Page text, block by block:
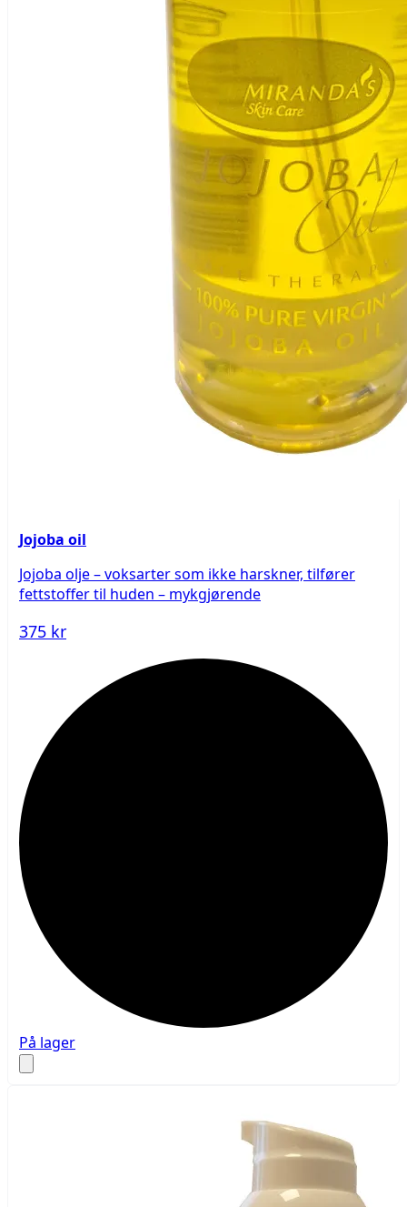
Jojoba oil
Jojoba olje – voksarter som ikke harskner, tilfører
fettstoffer til huden – mykgjørende
375 kr
På lager